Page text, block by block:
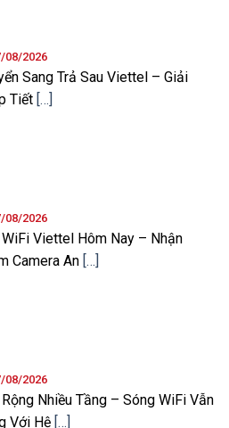
08/2026
Sang Trả Sau Viettel – Giải
Tiết […]
08/2026
Viettel Hôm Nay – Nhận
Camera An […]
08/2026
Rộng Nhiều Tầng – Sóng WiFi Vẫn
Với Hệ […]